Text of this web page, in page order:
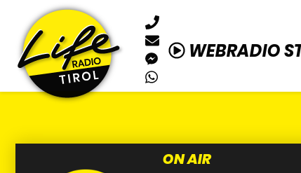
WEBRADIO
ON AIR